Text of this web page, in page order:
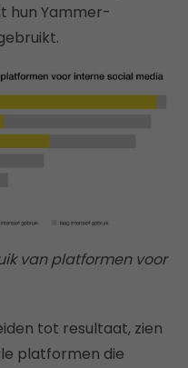
hun Yammer-
van platformen voor
tot resultaat, zien
platformen die